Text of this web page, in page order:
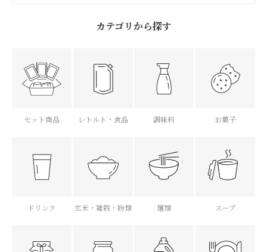
カテゴリから探す
セット商品 レトルト・食品 調味料 お菓子
ドリンク 玄米・雑穀・粉類 麺類 スープ